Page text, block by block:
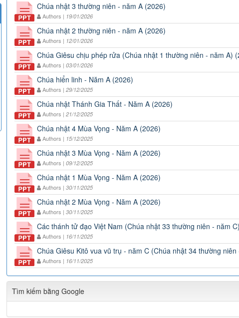
Chúa nhật 3 thường niên - năm A (2026)
Authors | 19/01/2026
Chúa nhật 2 thường niên - năm A (2026)
Authors | 12/01/2026
Chúa Giêsu chịu phép rửa (Chúa nhật 1 thường niên - năm A)
Authors | 03/01/2026
Chúa hiển linh - Năm A (2026)
Authors | 29/12/2025
Chúa nhật Thánh Gia Thất - Năm A (2026)
Authors | 21/12/2025
Chúa nhật 4 Mùa Vọng - Năm A (2026)
Authors | 15/12/2025
Chúa nhật 3 Mùa Vọng - Năm A (2026)
Authors | 09/12/2025
Chúa nhật 1 Mùa Vọng - Năm A (2026)
Authors | 30/11/2025
Chúa nhật 2 Mùa Vọng - Năm A (2026)
Authors | 30/11/2025
Các thánh tử đạo Việt Nam (Chúa nhật 33 thường niên - năm
Authors | 16/11/2025
Chúa Giêsu Kitô vua vũ trụ - năm C (Chúa nhật 34 thường
Authors | 16/11/2025
Tìm kiếm bằng Google